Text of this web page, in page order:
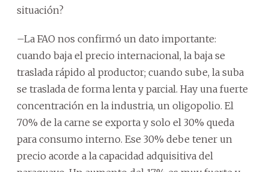
situación?
–La FAO nos confirmó un dato importante:
cuando baja el precio internacional, la baja se
traslada rápido al productor; cuando sube, la suba
se traslada de forma lenta y parcial. Hay una fuerte
concentración en la industria, un oligopolio. El
70% de la carne se exporta y solo el 30% queda
para consumo interno. Ese 30% debe tener un
precio acorde a la capacidad adquisitiva del